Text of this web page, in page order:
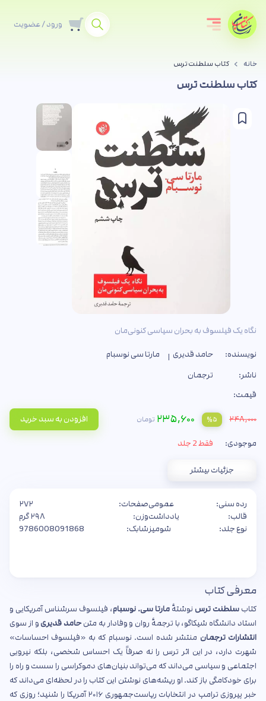
ورود / عضویت
خانه کتاب سلطنت ترس
کتاب سلطنت ترس
نگاه یک فیلسوف به بحران سیاسی کنونی‌مان
نویسنده: حامد قدیری
مارتا سی نوسبام
ناشر:
ترجمان
قیمت:
۲۴۸,۰۰۰ %۵ ۲۳۵,۶۰۰ تومان افزودن به سبد خرید
موجودی: فقط 2 جلد
جزئیات بیشتر
رده سنی:
عمومی
قالب:
یادداشت
نوع جلد:
شومیز
صفحات:
۲۷۲
وزن:
۲۹۸ گرم
شابک:
9786008091868
معرفی کتاب
کتاب سلطنت ترس نوشتهٔ مارتا سی. نوسبام، فیلسوف سرشناس آمریکایی و
استاد دانشگاه شیکاگو، با ترجمهٔ روان و وفادار به متن حامد قدیری و از سوی
انتشارات ترجمان منتشر شده است. نوسبام که به «فیلسوف احساسات»
شهرت دارد، در این اثر ترس را نه صرفاً یک احساس شخصی، بلکه نیرویی
اجتماعی و سیاسی می‌داند که می‌تواند بنیان‌های دموکراسی را سست و راه را
برای خودکامگی باز کند. او ریشه‌های نوشتن این کتاب را در لحظه‌ای می‌داند که
خبر پیروزی ترامپ در انتخابات ریاست‌جمهوری ۲۰۱۶ آمریکا را شنید؛ روزی که